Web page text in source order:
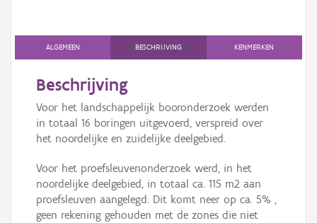
AanmeldenALGEMEEN BESCHRIJVING KENMERKEN
Beschrijving
Voor het landschappelijk booronderzoek werden
in totaal 16 boringen uitgevoerd, verspreid over
het noordelijke en zuidelijke deelgebied.
Voor het proefsleuvenonderzoek werd, in het
noordelijke deelgebied, in totaal ca. 115 m2 aan
proefsleuven aangelegd. Dit komt neer op ca. 5% ,
geen rekening gehouden met de zones die niet